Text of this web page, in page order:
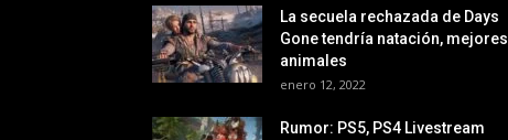
La secuela rechazada de Days
Gone tendría natación, mejores
animales
enero 12, 2022
Rumor: PS5, PS4 Livestream